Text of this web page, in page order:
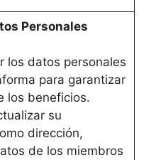
Personales
los datos personales
para garantizar
los beneficios.
su
dirección,
de los miembros